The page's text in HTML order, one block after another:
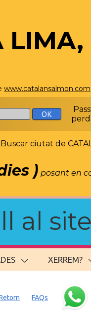
LIMA,
www.catalansalmon.com
Buscar ciutat de
) posant en
al
XERREM?
FAQs